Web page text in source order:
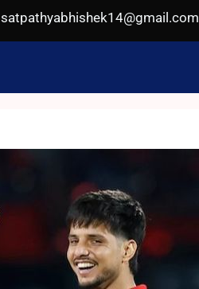
satpathyabhishek14@gmail.com